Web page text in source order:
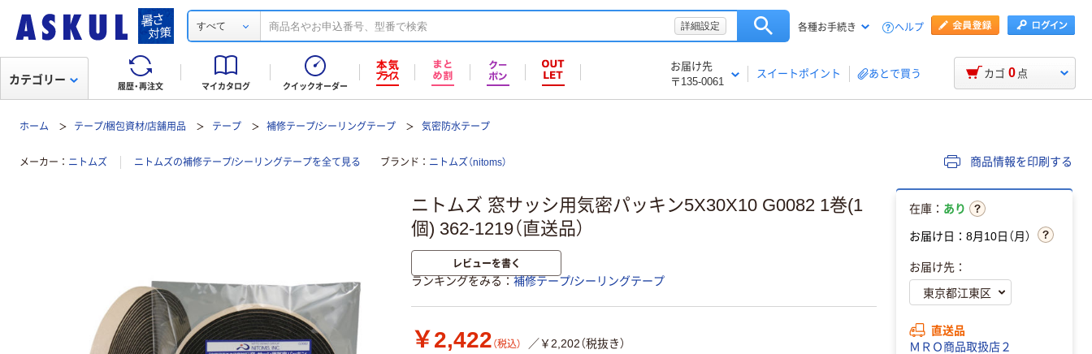
すべて 詳細設定 各種お手続き ヘルプ
履歴・再注文 マイカタログ クイックオーダー
お届け先
〒135-0061
スイートポイント あとで買う
カテゴリー カゴ 0 点
ホーム テープ/梱包資材/店舗用品 テープ 補修テープ/シーリングテープ 気密防水テープ
メーカー ニトムズ ニトムズの補修テープ/シーリングテープを全て見る ブランド ニトムズ（nitoms） 商品情報を印刷する
ニトムズ 窓サッシ用気密パッキン5X30X10 G0082 1巻(1
個) 362-1219（直送品）
レビューを書く
ランキングをみる 補修テープ/シーリングテープ
￥2,422 （税込） ／￥2,202（税抜き）
在庫： あり
お届け日：8月10日（月）
お届け先：
直送品
ＭＲＯ商品取扱店２